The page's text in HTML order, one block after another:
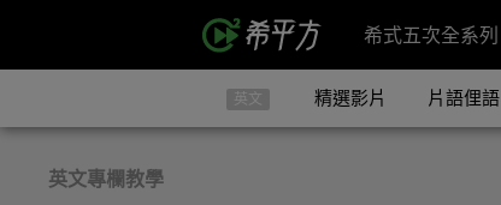
希式五次全系列
英文 精選影片 片語俚語
英文專欄教學